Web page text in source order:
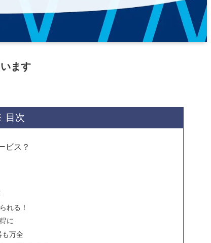
ます
目次
ビス？
れる！
に
も万全